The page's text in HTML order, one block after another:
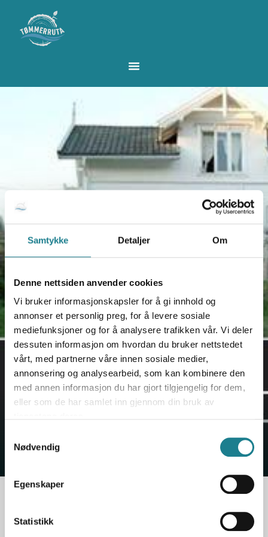
Samtykke Detaljer Om
Denne nettsiden anvender cookies
Vi bruker informasjonskapsler for å gi innhold og
annonser et personlig preg, for å levere sosiale
mediefunksjoner og for å analysere trafikken vår. Vi deler
dessuten informasjon om hvordan du bruker nettstedet
vårt, med partnerne våre innen sosiale medier,
annonsering og analysearbeid, som kan kombinere den
med annen informasjon du har gjort tilgjengelig for dem,
eller som de har samlet inn gjennom din bruk av
Nødvendig
Egenskaper
Statistikk
Valstad Cafe
Koselig cafe som er åpen